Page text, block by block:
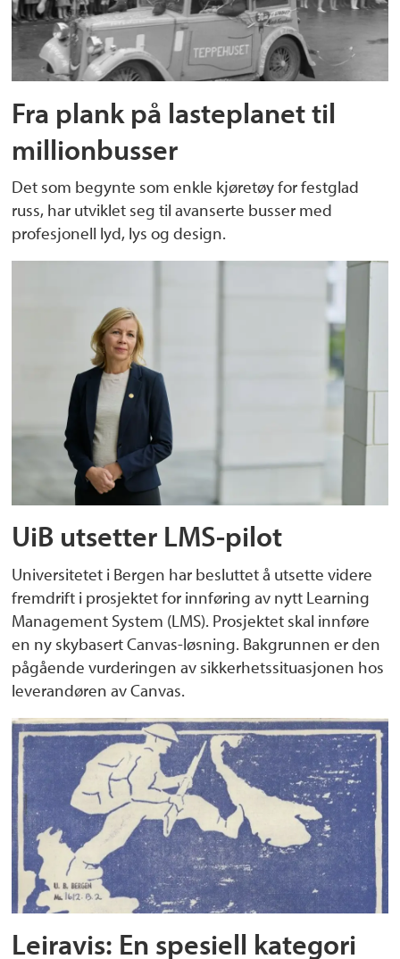
Fra plank på lasteplanet til
millionbusser
Det som begynte som enkle kjøretøy for festglad
russ, har utviklet seg til avanserte busser med
profesjonell lyd, lys og design.
UiB utsetter LMS-pilot
Universitetet i Bergen har besluttet å utsette videre
fremdrift i prosjektet for innføring av nytt Learning
Management System (LMS). Prosjektet skal innføre
en ny skybasert Canvas-løsning. Bakgrunnen er den
pågående vurderingen av sikkerhetssituasjonen hos
leverandøren av Canvas.
Leiravis: En spesiell kategori